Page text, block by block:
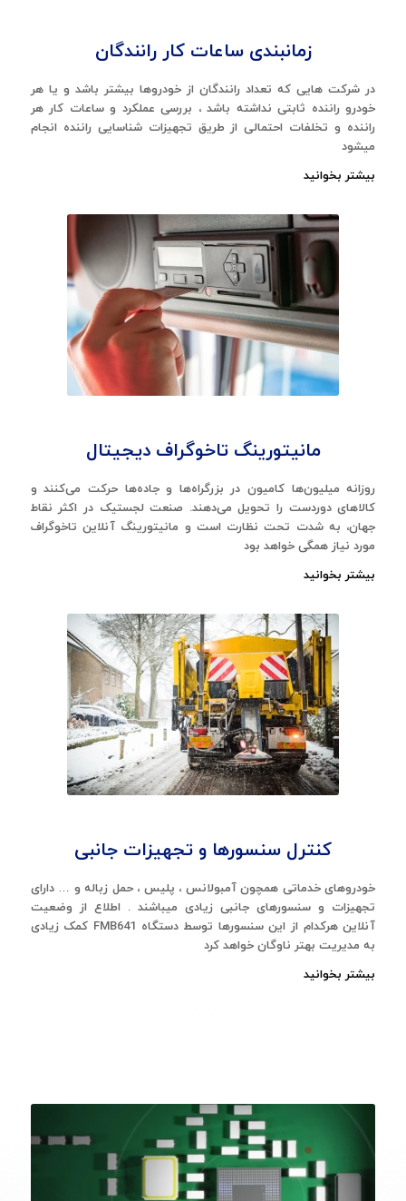
زمانبندی ساعات کار رانندگان
در شرکت هایی که تعداد رانندگان از خودروها بیشتر باشد و یا هر
خودرو راننده ثابتی نداشته باشد ، بررسی عملکرد و ساعات کار هر
راننده و تخلفات احتمالی از طریق تجهیزات شناسایی راننده انجام
میشود
بیشتر بخوانید
مانیتورینگ تاخوگراف دیجیتال
روزانه میلیون‌ها کامیون در بزرگراه‌ها و جاده‌ها حرکت می‌کنند و
کالاهای دوردست را تحویل می‌دهند. صنعت لجستیک در اکثر نقاط
جهان، به شدت تحت نظارت است و مانیتورینگ آنلاین تاخوگراف
مورد نیاز همگی خواهد بود
بیشتر بخوانید
کنترل سنسورها و تجهیزات جانبی
خودروهای خدماتی همچون آمبولانس ، پلیس ، حمل زباله و … دارای
تجهیزات و سنسورهای جانبی زیادی میباشند . اطلاع از وضعیت
آنلاین هرکدام از این سنسورها توسط دستگاه FMB641 کمک زیادی
به مدیریت بهتر ناوگان خواهد کرد
بیشتر بخوانید